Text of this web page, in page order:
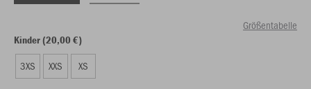
Größentabelle
Kinder (20,00 €)
3XS XXS XS